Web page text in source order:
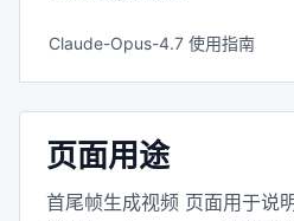
Claude-Opus-4.7 使用指南
页面用途
首尾帧生成视频 页面用于说